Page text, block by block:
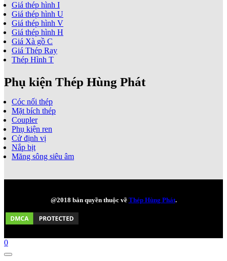
Giá thép hình I
Giá thép hình U
Giá thép hình V
Giá thép hình H
Giá Xà gồ C
Giá Thép Ray
Thép Hình T
Phụ kiện Thép Hùng Phát
Cóc nối thép
Mặt bích thép
Coupler
Phụ kiện ren
Cử định vị
Nắp bịt
Măng sông siêu âm
@2018 bản quyền thuộc về Thép Hùng Phát.
0